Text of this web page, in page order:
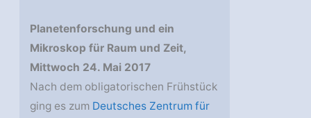
Planetenforschung und ein
Mikroskop für Raum und Zeit,
Mittwoch 24. Mai 2017
Nach dem obligatorischen Frühstück
ging es zum Deutsches Zentrum für